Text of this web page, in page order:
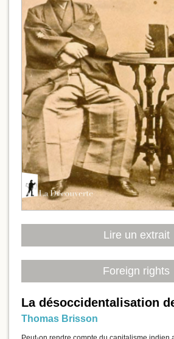
Lire un extrait
Foreign rights
La désoccidentalisation
Thomas Brisson